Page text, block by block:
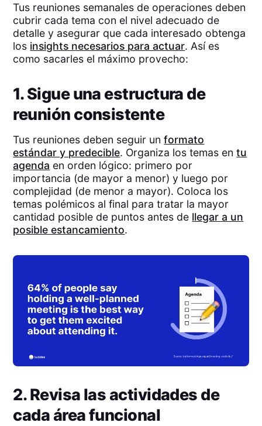
Tus reuniones semanales de operaciones deben
cubrir cada tema con el nivel adecuado de
detalle y asegurar que cada interesado obtenga
los insights necesarios para actuar. Así es
como sacarles el máximo provecho:
1. Sigue una estructura de
reunión consistente
Tus reuniones deben seguir unformato
estándar y predecible. Organiza los temas entu
agenda en orden lógico: primero por
importancia (de mayor a menor) y luego por
complejidad (de menor a mayor). Coloca los
temas polémicos al final para tratar la mayor
cantidad posible de puntos antes de llegar a un
posible estancamiento.
2. Revisa las actividades de
cada área funcional